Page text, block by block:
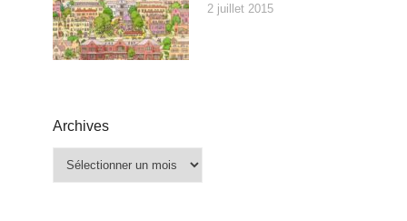
2 juillet 2015
Archives